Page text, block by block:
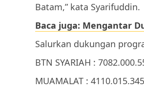
Batam,” kata Syarifuddin.
Baca juga: Mengantar
Salurkan dukungan
BTN SYARIAH :
MUAMALAT : 4110.015.345